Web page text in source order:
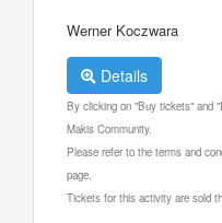
Werner Koczwara
Details
By clicking on "Buy tickets" and
Makis Community.
Please refer to the terms and
page.
Tickets for this activity are sold